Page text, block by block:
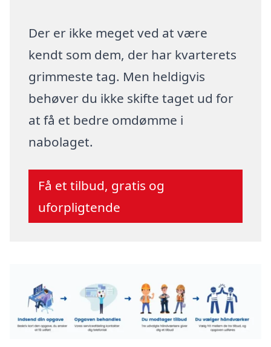
Der er ikke meget ved at være
kendt som dem, der har kvarterets
grimmeste tag. Men heldigvis
behøver du ikke skifte taget ud for
at få et bedre omdømme i
nabolaget.
Få et tilbud, gratis og
uforpligtende